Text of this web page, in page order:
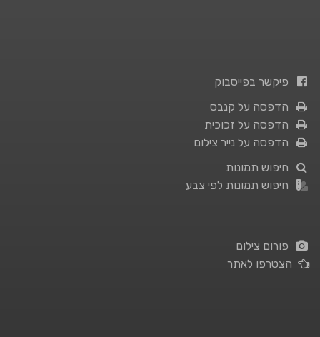
פיקשר בפייסבוק
הדפסה על קנבס
הדפסה על זכוכית
הדפסה על נייר צילום
חיפוש תמונות
חיפוש תמונות לפי צבע
פורום צילום
הצטרפו לאתר